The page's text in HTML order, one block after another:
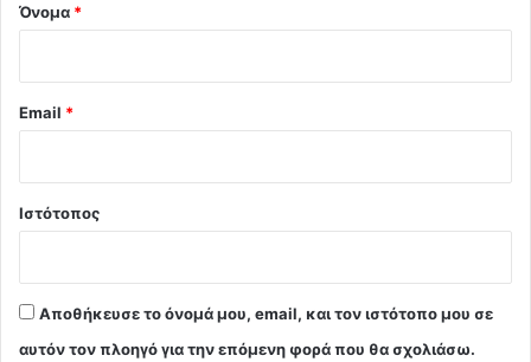
Όνομα *
Email *
Ιστότοπος
Αποθήκευσε το όνομά μου, email, και τον ιστότοπο μου σε
αυτόν τον πλοηγό για την επόμενη φορά που θα σχολιάσω.